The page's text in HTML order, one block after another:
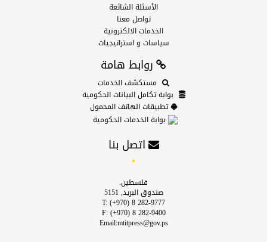
الأسئلة الشائعة
تواصل معنا
الخدمات الالكترونية
سياسات و استراتيجيات
روابط هامة
مستكشف الخدمات
بوابة تكامل البيانات الحكومية
تطبيقات الهاتف المحمول
بوابة الخدمات الحكومية
اتصل بنا
فلسطين.
صندوق البريد, 5151
T: (+970) 8 282-9777
F: (+970) 8 282-9400
Email:mtitpress@gov.ps